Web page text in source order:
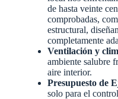
de hasta veinte
comprobadas,
estructural,
completamente
Ventilación y
ambiente salubre
aire interior.
Presupuesto de
solo para el